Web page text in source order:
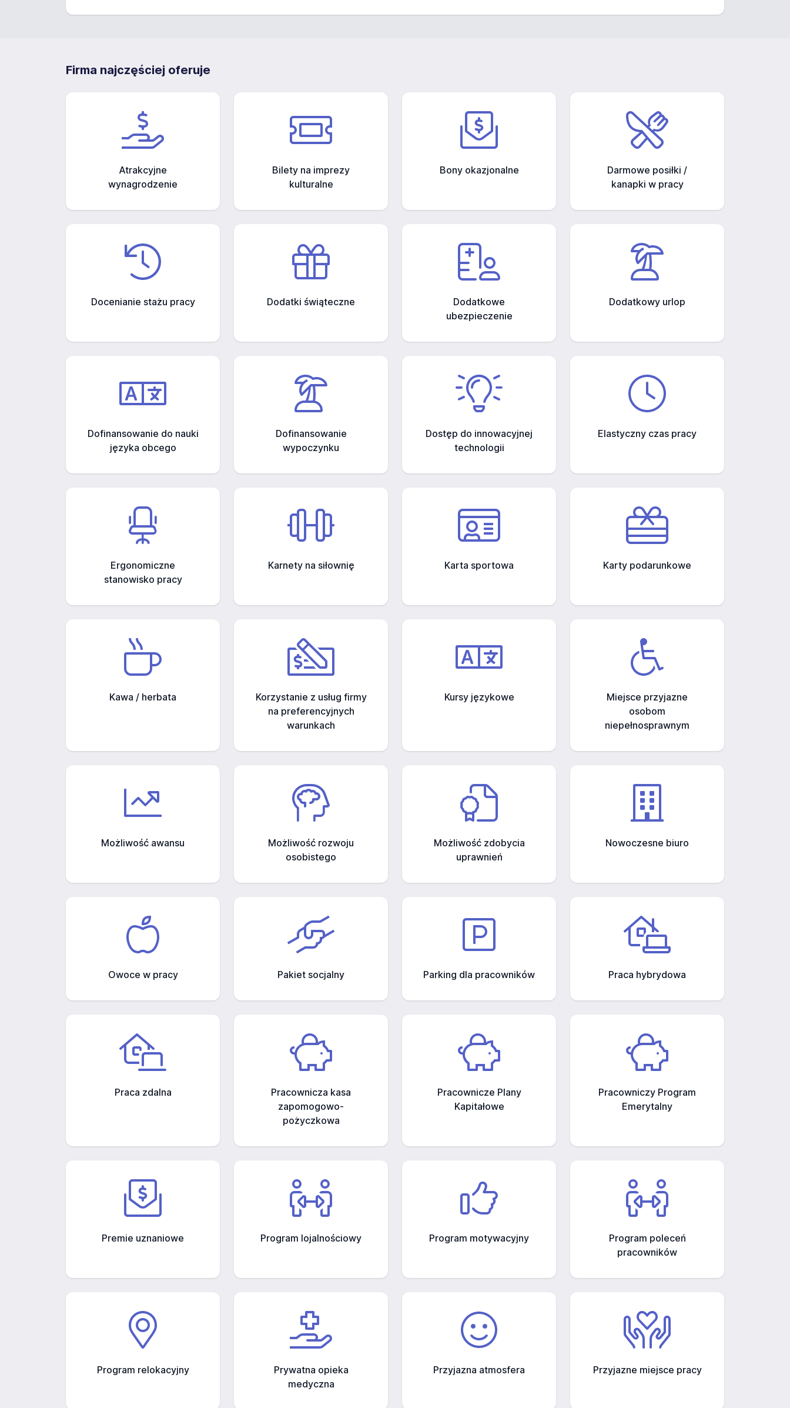
Firma najczęściej oferuje
Atrakcyjne
wynagrodzenie
Bilety na imprezy
kulturalne
Bony okazjonalne
Darmowe posiłki /
kanapki w pracy
Docenianie stażu pracy Dodatki świąteczne
Dodatkowe
ubezpieczenie
Dodatkowy urlop
Dofinansowanie do nauki
języka obcego
Dofinansowanie
wypoczynku
Dostęp do innowacyjnej
technologii
Elastyczny czas pracy
Ergonomiczne
stanowisko pracy
Karnety na siłownię Karta sportowa Karty podarunkowe
Kawa / herbata
Korzystanie z usług firmy
na preferencyjnych
warunkach
Kursy językowe
Miejsce przyjazne
osobom
niepełnosprawnym
Możliwość awansu
Możliwość rozwoju
osobistego
Możliwość zdobycia
uprawnień
Nowoczesne biuro
Owoce w pracy Pakiet socjalny Parking dla pracowników Praca hybrydowa
Praca zdalna
Pracownicza kasa
zapomogowo-
pożyczkowa
Pracownicze Plany
Kapitałowe
Pracowniczy Program
Emerytalny
Premie uznaniowe Program lojalnościowy Program motywacyjny
Program poleceń
pracowników
Program relokacyjny
Prywatna opieka
medyczna
Przyjazna atmosfera Przyjazne miejsce pracy